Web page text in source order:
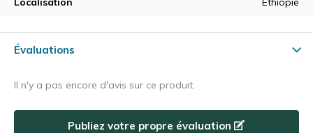
Évaluations
Il n'y a pas encore d'avis sur ce produit.
Publiez votre propre évaluation